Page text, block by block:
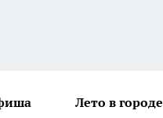
Лето в городе